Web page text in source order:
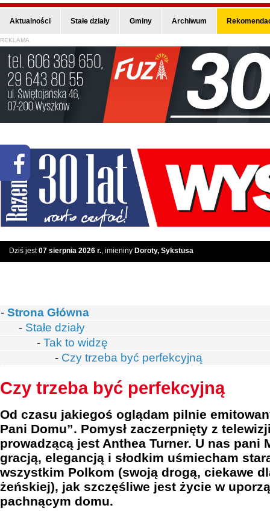
Aktualności Stałe działy Gminy Archiwum
REKLAMA
Dziś jest07 sierpnia 2026 r., imieniny Doroty, Sykstusa
- Strona Główna
- Stałe działy
- Tak to widzę
- Czy trzeba być perfekcyjną
Czy trzeba być perfekcyjną
Od czasu jakiegoś oglądam pilnie
Pani Domu”. Pomysł zaczerpnięty z
prowadzącą jest Anthea Turner. U nas pani
gracją, elegancją i słodkim uśmiecham
wszystkim Polkom (swoją drogą, ciekawe
żeńskiej), jak szczęśliwe jest życie w
pachnącym domu.